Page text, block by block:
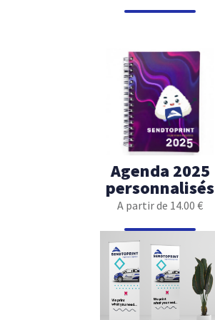
Agenda 2025
personnalisés
A partir de 14.00 €